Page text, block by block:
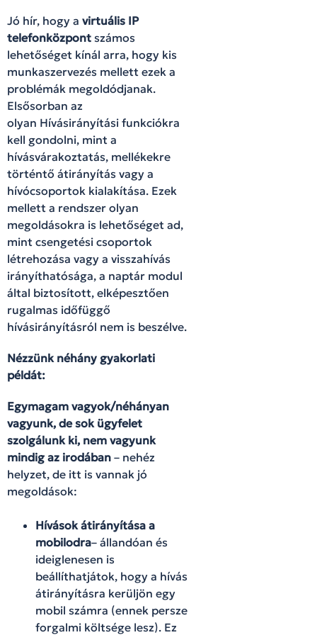
Jó hír, hogy a virtuális IP
telefonközpont számos
lehetőséget kínál arra, hogy kis
munkaszervezés mellett ezek a
problémák megoldódjanak.
Elsősorban az
olyan Hívásirányítási funkciókra
kell gondolni, mint a
hívásvárakoztatás, mellékekre
történtő átirányítás vagy a
hívócsoportok kialakítása. Ezek
mellett a rendszer olyan
megoldásokra is lehetőséget ad,
mint csengetési csoportok
létrehozása vagy a visszahívás
irányíthatósága, a naptár modul
által biztosított, elképesztően
rugalmas időfüggő
hívásirányításról nem is beszélve.
Nézzünk néhány gyakorlati
példát:
Egymagam vagyok/néhányan
vagyunk, de sok ügyfelet
szolgálunk ki, nem vagyunk
mindig az irodában – nehéz
helyzet, de itt is vannak jó
megoldások:
Hívások átirányítása a
mobilodra– állandóan és
ideiglenesen is
beállíthatjátok, hogy a hívás
átirányításra kerüljön egy
mobil számra (ennek persze
forgalmi költsége lesz). Ez